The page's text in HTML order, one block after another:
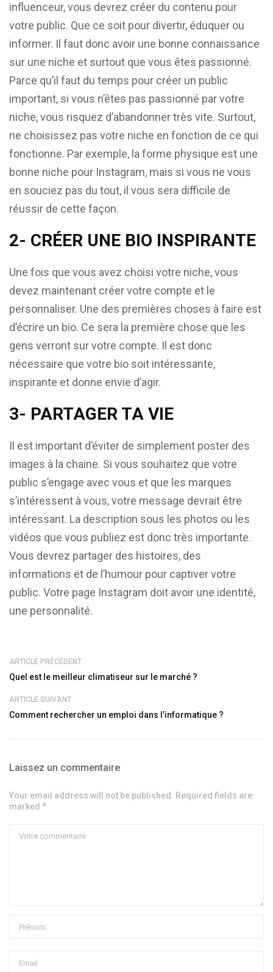
influenceur, vous devrez créer du contenu pour
votre public. Que ce soit pour divertir, éduquer ou
informer. Il faut donc avoir une bonne connaissance
sur une niche et surtout que vous êtes passionné.
Parce qu’il faut du temps pour créer un public
important, si vous n’êtes pas passionné par votre
niche, vous risquez d’abandonner très vite. Surtout,
ne choisissez pas votre niche en fonction de ce qui
fonctionne. Par exemple, la forme physique est une
bonne niche pour Instagram, mais si vous ne vous
en souciez pas du tout, il vous sera difficile de
réussir de cette façon.
2- CRÉER UNE BIO INSPIRANTE
Une fois que vous avez choisi votre niche, vous
devez maintenant créer votre compte et le
personnaliser. Une des premières choses à faire est
d’écrire un bio. Ce sera la première chose que les
gens verront sur votre compte. Il est donc
nécessaire que votre bio soit intéressante,
inspirante et donne envie d’agir.
3- PARTAGER TA VIE
Il est important d’éviter de simplement poster des
images à la chaine. Si vous souhaitez que votre
public s’engage avec vous et que les marques
s’intéressent à vous, votre message devrait être
intéressant. La description sous les photos ou les
vidéos que vous publiez est donc très importante.
Vous devrez partager des histoires, des
informations et de l’humour pour captiver votre
public. Votre page Instagram doit avoir une identité,
une personnalité.
ARTICLE PRÉCÉDENT
Quel est le meilleur climatiseur sur le marché ?
ARTICLE SUIVANT
Comment rechercher un emploi dans l’informatique ?
Laissez un commentaire
Your email address will not be published. Required fields are
marked *